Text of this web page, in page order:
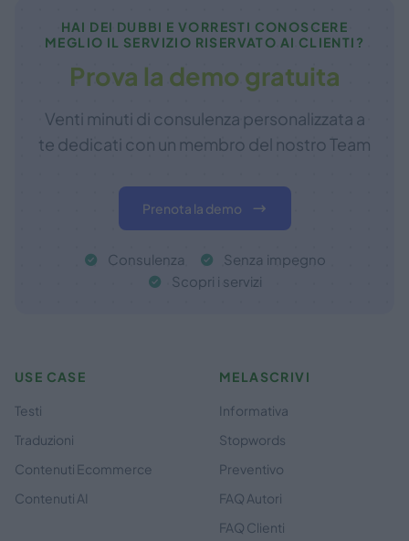
HAI DEI DUBBI E VORRESTI CONOSCERE
MEGLIO IL SERVIZIO RISERVATO AI CLIENTI?
Prova la demo gratuita
Venti minuti di consulenza personalizzata a
te dedicati con un membro del nostro Team
Prenota la demo
Consulenza
Senza impegno
Scopri i servizi
USE CASE
Testi
Traduzioni
Contenuti Ecommerce
Contenuti AI
MELASCRIVI
Informativa
Stopwords
Preventivo
FAQ Autori
FAQ Clienti